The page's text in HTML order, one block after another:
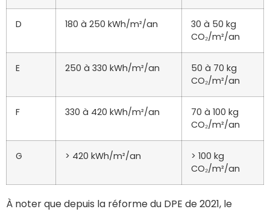
D 180 à 250 kWh/m²/an
30 à 50 kg
CO₂/m²/an
E 250 à 330 kWh/m²/an
50 à 70 kg
CO₂/m²/an
F 330 à 420 kWh/m²/an
70 à 100 kg
CO₂/m²/an
G > 420 kWh/m²/an
> 100 kg
CO₂/m²/an
À noter que depuis la réforme du DPE de 2021, le